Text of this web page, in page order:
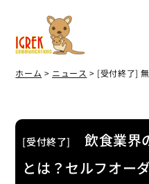
ホーム > ニュース > [受付終了]
[受付終了]
飲食業界
とは？セルフオー